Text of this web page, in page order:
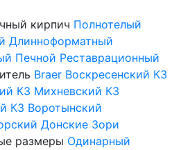
кирпич Полнотелый
Длинноформатный
Печной Реставрационный
Braer Воскресенский КЗ
КЗ Михневский КЗ
КЗ Воротынский
Донские Зори
размеры Одинарный